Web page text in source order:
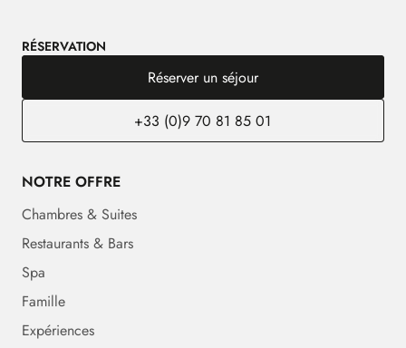
RÉSERVATION
Réserver un séjour
+33 (0)9 70 81 85 01
NOTRE OFFRE
Chambres & Suites
Restaurants & Bars
Spa
Famille
Expériences